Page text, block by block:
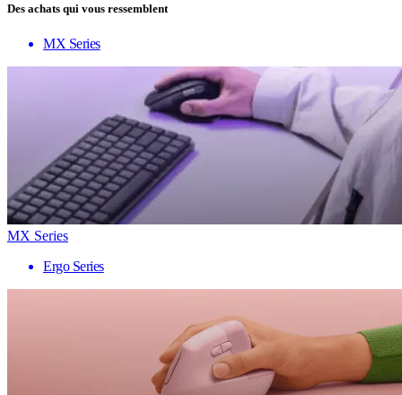
Des achats qui vous ressemblent
MX Series
MX Series
Ergo Series